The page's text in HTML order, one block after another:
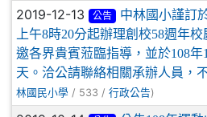
2019-12-13 公告
中林國小謹訂
上午8時20分起辦理創校58週年
邀各界貴賓蒞臨指導，並於108
天。洽公請聯絡相關承辦人員，
林國民小學 / 533 / 行政公告)